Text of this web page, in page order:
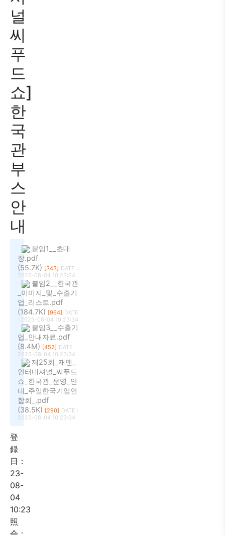
널
씨
푸
드
쇼]
한
국
관
부
스
안
내
붙임1__초대
장.pdf
(55.7K) [343] DATE :
2023-08-04 10:23:34
붙임2__한국관
_이미지_및_수출기
업_리스트.pdf
(184.7K) [964] DATE
: 2023-08-04 10:23:34
붙임3__수출기
업_안내자료.pdf
(8.4M) [452] DATE :
2023-08-04 10:23:34
제25회_재팬_
인터내셔널_씨푸드
쇼_한국관_운영_안
내_주일한국기업연
합회_.pdf
(38.5K) [290] DATE :
2023-08-04 10:23:34
登
録
日：
23-
08-
04
10:23
照